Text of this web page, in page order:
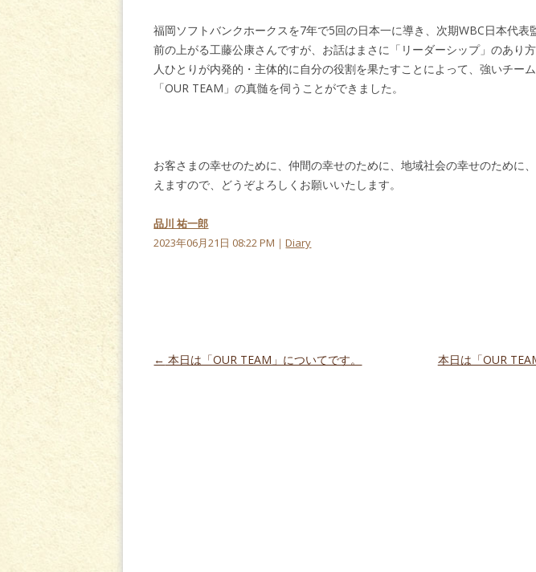
福岡ソフトバンクホークスを7年で5回の日本一に導き、次期WBC日本代表
前の上がる工藤公康さんですが、お話はまさに「リーダーシップ」のあり
人ひとりが内発的・主体的に自分の役割を果たすことによって、強いチー
「OUR TEAM」の真髄を伺うことができました。
お客さまの幸せのために、仲間の幸せのために、地域社会の幸せのために
えますので、どうぞよろしくお願いいたします。
品川 祐一郎
2023年06月21日 08:22 PM｜Diary
投稿ナビゲーション
← 本日は「OUR TEAM」についてです。
本日は「OUR